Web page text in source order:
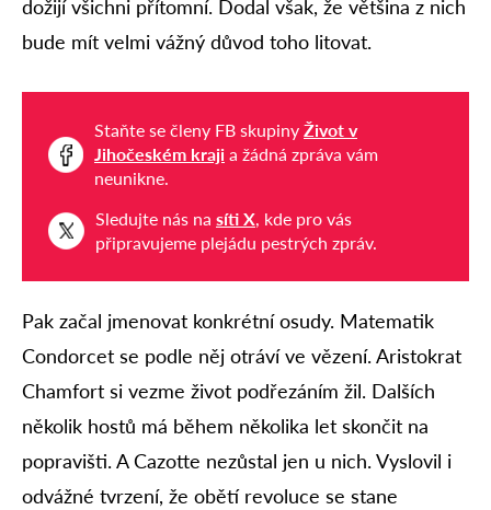
dožijí všichni přítomní. Dodal však, že většina z nich
bude mít velmi vážný důvod toho litovat.
Staňte se členy FB skupiny Život v
Jihočeském kraji a žádná zpráva vám
neunikne.
Sledujte nás na síti X, kde pro vás
připravujeme plejádu pestrých zpráv.
Pak začal jmenovat konkrétní osudy. Matematik
Condorcet se podle něj otráví ve vězení. Aristokrat
Chamfort si vezme život podřezáním žil. Dalších
několik hostů má během několika let skončit na
popravišti. A Cazotte nezůstal jen u nich. Vyslovil i
odvážné tvrzení, že obětí revoluce se stane